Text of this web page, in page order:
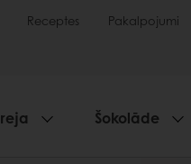
Receptes Pakalpojumi
Šokolāde